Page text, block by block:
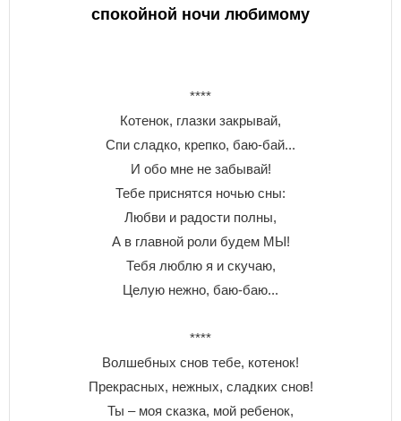
спокойной ночи любимому
****
Котенок, глазки закрывай,
Спи сладко, крепко, баю-бай...
И обо мне не забывай!
Тебе приснятся ночью сны:
Любви и радости полны,
А в главной роли будем МЫ!
Тебя люблю я и скучаю,
Целую нежно, баю-баю...
****
Волшебных снов тебе, котенок!
Прекрасных, нежных, сладких снов!
Ты – моя сказка, мой ребенок,